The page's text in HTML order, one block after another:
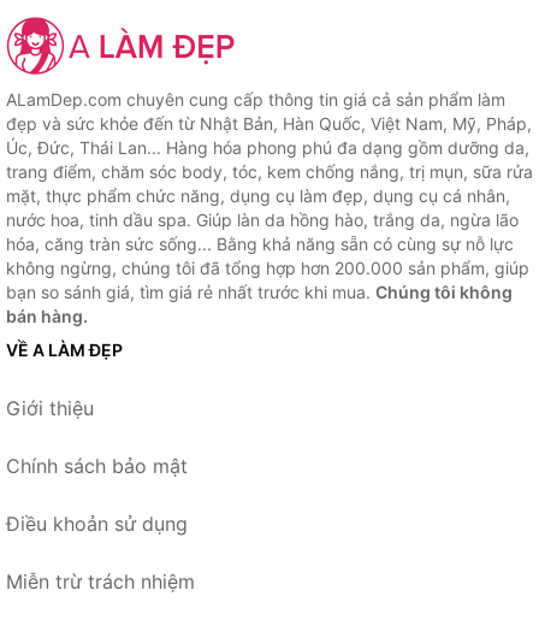
ALamDep.com chuyên cung cấp thông tin giá cả sản phẩm làm
đẹp và sức khỏe đến từ Nhật Bản, Hàn Quốc, Việt Nam, Mỹ, Pháp,
Úc, Đức, Thái Lan... Hàng hóa phong phú đa dạng gồm dưỡng da,
trang điểm, chăm sóc body, tóc, kem chống nắng, trị mụn, sữa rửa
mặt, thực phẩm chức năng, dụng cụ làm đẹp, dụng cụ cá nhân,
nước hoa, tinh dầu spa. Giúp làn da hồng hào, trắng da, ngừa lão
hóa, căng tràn sức sống... Bằng khả năng sẵn có cùng sự nỗ lực
không ngừng, chúng tôi đã tổng hợp hơn 200.000 sản phẩm, giúp
bạn so sánh giá, tìm giá rẻ nhất trước khi mua. Chúng tôi không
bán hàng.
VỀ A LÀM ĐẸP
Giới thiệu
Chính sách bảo mật
Điều khoản sử dụng
Miễn trừ trách nhiệm